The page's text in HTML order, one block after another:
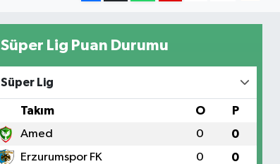
Süper Lig Puan Durumu
Süper Lig
Takım O P
Amed 0 0
Erzurumspor FK 0 0